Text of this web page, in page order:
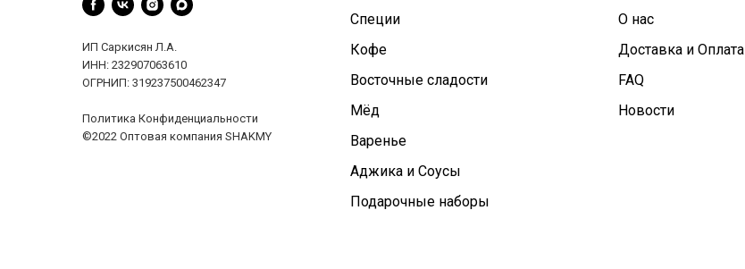
ИП Саркисян Л.А.
ИНН: 232907063610
ОГРНИП: 319237500462347
Политика Конфиденциальности
©2022 Оптовая компания SHAKMY
Специи
Кофе
Восточные сладости
Мёд
Варенье
Аджика и Соусы
Подарочные наборы
О нас
Доставка и Оплата
FAQ
Новости